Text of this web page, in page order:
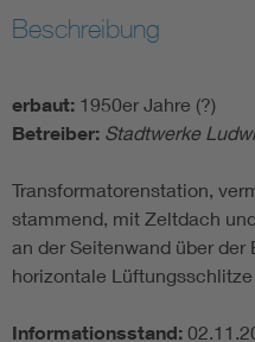
Beschreibung
erbaut: 1950er Jahre (?)
Betreiber: Stadtwerke
Transformatorenstation,
stammend, mit Zeltdach
an der Seitenwand über der
horizontale
Informationsstand: